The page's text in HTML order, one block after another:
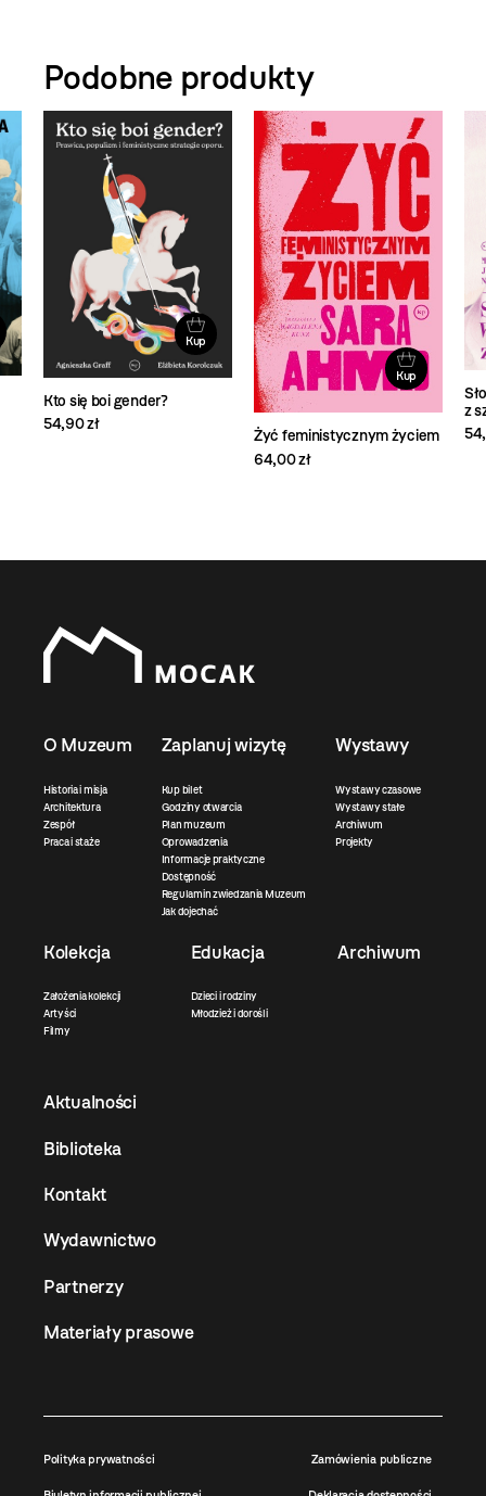
Podobne produkty
Kup
Kto się boi gender?
54,90 zł
Kup
Żyć feministycznym życiem
64,00 zł
z
O Muzeum
Historia i misja
Architektura
Zespół
Praca i staże
Zaplanuj wizytę
Kup bilet
Godziny otwarcia
Plan muzeum
Oprowadzenia
Informacje praktyczne
Dostępność
Regulamin zwiedzania Muzeum
Jak dojechać
Wystawy
Wystawy czasowe
Wystawy stałe
Archiwum
Projekty
Kolekcja
Założenia kolekcji
Artyści
Filmy
Edukacja
Dzieci i rodziny
Młodzież i dorośli
Archiwum
Aktualności
Biblioteka
Kontakt
Wydawnictwo
Partnerzy
Materiały prasowe
Polityka prywatności Zamówienia publiczne